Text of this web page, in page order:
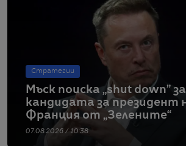
Стратегии
Мъск поиска „shut down” за
кандидата за президент
Франция от „Зелените“
07.08.2026 / 10:38